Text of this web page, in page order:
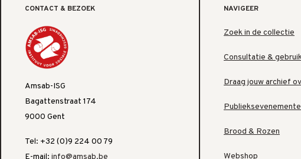
CONTACT & BEZOEK
Amsab-ISG
Bagattenstraat 174
9000 Gent
Tel: +32 (0)9 224 00 79
E-mail: info@amsab.be
NAVIGEER
Zoek in de collectie
Consultatie &
Draag jouw archief
Brood & Rozen
Webshop